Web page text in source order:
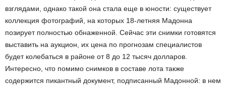
взглядами, однако такой она стала еще в юности: существует
коллекция фотографий, на которых 18-летняя Мадонна
позирует полностью обнаженной. Сейчас эти снимки готовятся
выставить на аукцион, их цена по прогнозам специалистов
будет колебаться в районе от 8 до 12 тысяч долларов.
Интересно, что помимо снимков в составе лота также
содержится пикантный документ, подписанный Мадонной: в нем